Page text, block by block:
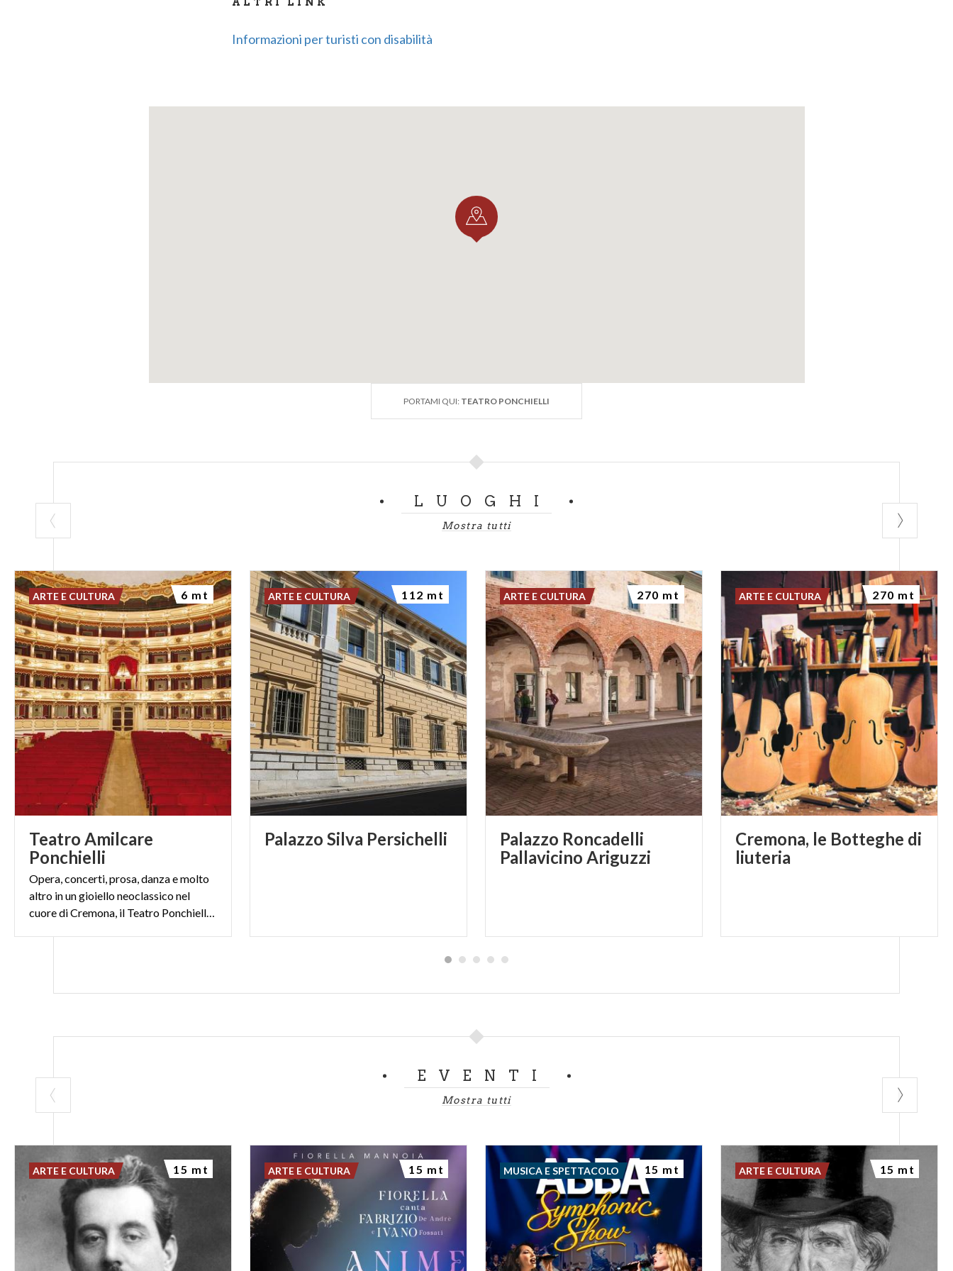
Informazioni per turisti con disabilità
PORTAMI QUI: TEATRO PONCHIELLI
LUOGHI
Mostra tutti
Teatro Amilcare
Ponchielli
Opera, concerti, prosa, danza e molto
altro in un gioiello neoclassico nel
cuore di Cremona, il Teatro Ponchielli firmato Canonica
ARTE E CULTURA 6 mt
Palazzo Silva Persichelli
ARTE E CULTURA 112 mt
Palazzo Roncadelli
Pallavicino Ariguzzi
ARTE E CULTURA 270 mt
Cremona, le Botteghe di
liuteria
ARTE E CULTURA 270 mt
EVENTI
Mostra tutti
ARTE E CULTURA 15 mt ARTE E CULTURA 15 mt MUSICA E SPETTACOLO 15 mt ARTE E CULTURA 15 mt